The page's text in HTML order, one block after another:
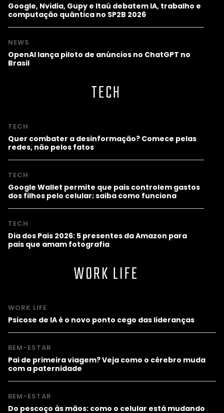
Google, Nvidia, Gupy e Itaú debatem IA, trabalho e
computação quântica no SP2B 2026
NEWS
OpenAI lança piloto de anúncios no ChatGPT no
Brasil
TECH
TECH
Quer combater a desinformação? Comece pelas
redes, não pelos fatos
TECH
Google Wallet permite que pais controlem gastos
dos filhos pelo celular; saiba como funciona
TECH
Dia dos Pais 2026: 5 presentes da Amazon para
pais que amam fotografia
WORK LIFE
WORK LIFE
Psicose de IA é o novo ponto cego das lideranças
BEM-ESTAR
Pai de primeira viagem? Veja como o cérebro muda
com a paternidade
BEM-ESTAR
Do pescoço às mãos: como o celular está mudando